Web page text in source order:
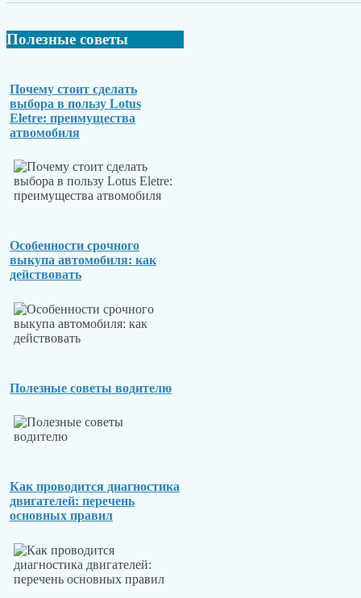
Полезные советы
Почему стоит сделать
выбора в пользу Lotus
Eletre: преимущества
атвомобиля
Особенности срочного
выкупа автомобиля: как
действовать
Полезные советы водителю
Как проводится диагностика
двигателей: перечень
основных правил